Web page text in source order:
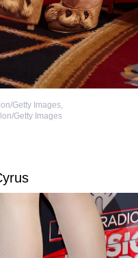
Getty Images
Getty Images